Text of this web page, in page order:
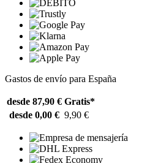
Gastos de envío para España
desde 87,90 € Gratis*
desde 0,00 € 9,90 €